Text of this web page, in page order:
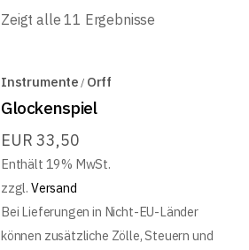
Zeigt alle 11 Ergebnisse
Instrumente Orff
Glockenspiel
EUR 33,50
Enthält 19% MwSt.
zzgl. Versand
Bei Lieferungen in Nicht-EU-Länder
können zusätzliche Zölle, Steuern und